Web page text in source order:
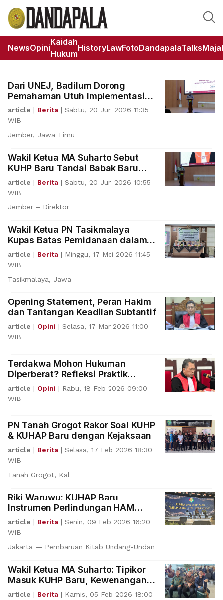
NewsOpini
Kaidah
Hukum
HistoryLawFotoDandapalaTalks
Dari UNEJ, Badilum Dorong
Pemahaman Utuh Implementasi
KUHP Baru
article | Berita | Sabtu, 20 Jun 2026 11:35
WIB
Jember, Jawa Timu
Wakil Ketua MA Suharto Sebut
KUHP Baru Tandai Babak Baru
Sistem Hukum Indonesia
article | Berita | Sabtu, 20 Jun 2026 10:55
WIB
Jember – Direktor
Wakil Ketua PN Tasikmalaya
Kupas Batas Pemidanaan dalam
Nikah Siri
article | Berita | Minggu, 17 Mei 2026 11:45
WIB
Tasikmalaya, Jawa
Opening Statement, Peran Hakim
dan Tantangan Keadilan Subtantif
article | Opini | Selasa, 17 Mar 2026 11:00
WIB
Terdakwa Mohon Hukuman
Diperberat? Refleksi Praktik
Peradilan & Rasionalitas
Pemidanaan
article | Opini | Rabu, 18 Feb 2026 09:00
WIB
PN Tanah Grogot Rakor Soal KUHP
& KUHAP Baru dengan Kejaksaan
article | Berita | Selasa, 17 Feb 2026 18:30
WIB
Tanah Grogot, Kal
Riki Waruwu: KUHAP Baru
Instrumen Perlindungan HAM
sejak Awal Proses Pidana
article | Berita | Senin, 09 Feb 2026 16:20
WIB
Jakarta — Pembaruan Kitab Undang-Undan
Wakil Ketua MA Suharto: Tipikor
Masuk KUHP Baru, Kewenangan
APH Terkait Tipikor Tidak Hilang
article | Berita | Kamis, 05 Feb 2026 18:00